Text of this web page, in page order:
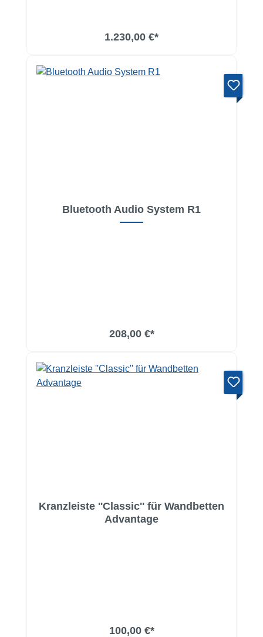
1.230,00 €*
Bluetooth Audio System R1
208,00 €*
In den Warenkorb
Kranzleiste ''Classic'' für Wandbetten
Advantage
100,00 €*